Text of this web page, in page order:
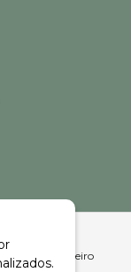
Segredo | Celeiro